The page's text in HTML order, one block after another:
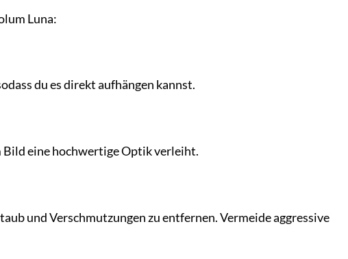
Luna:
du es direkt aufhängen kannst.
Bild eine hochwertige Optik verleiht.
und Verschmutzungen zu entfernen. Vermeide aggressive